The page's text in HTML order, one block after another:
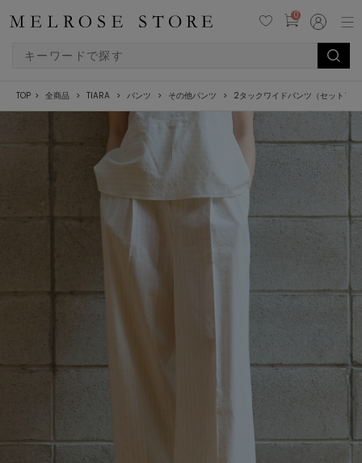
0
TOP 全商品 TIARA パンツ その他パンツ 2タックワイドパンツ（セットア